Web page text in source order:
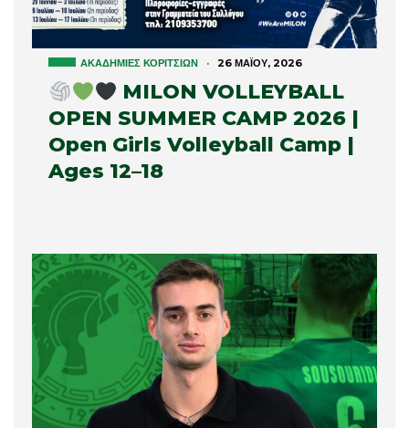
ΑΚΑΔΗΜΊΕΣ ΚΟΡΙΤΣΙΏΝ · 26 ΜΑΪ́ΟΥ, 2026
MILON VOLLEYBALL
OPEN SUMMER CAMP 2026 |
Open Girls Volleyball Camp |
Ages 12–18